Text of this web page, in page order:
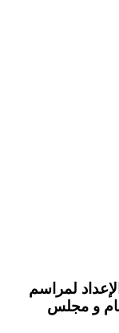
م.في شأن الإعداد لمراسم
و مجلس